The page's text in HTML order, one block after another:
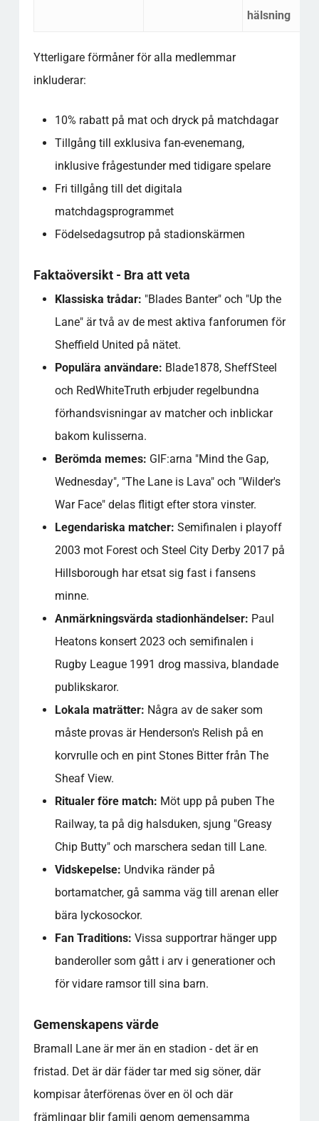
hälsning
Ytterligare förmåner för alla medlemmar
inkluderar:
10% rabatt på mat och dryck på matchdagar
Tillgång till exklusiva fan-evenemang,
inklusive frågestunder med tidigare spelare
Fri tillgång till det digitala
matchdagsprogrammet
Födelsedagsutrop på stadionskärmen
Faktaöversikt - Bra att veta
Klassiska trådar: "Blades Banter" och "Up the
Lane" är två av de mest aktiva fanforumen för
Sheffield United på nätet.
Populära användare: Blade1878, SheffSteel
och RedWhiteTruth erbjuder regelbundna
förhandsvisningar av matcher och inblickar
bakom kulisserna.
Berömda memes: GIF:arna "Mind the Gap,
Wednesday", "The Lane is Lava" och "Wilder's
War Face" delas flitigt efter stora vinster.
Legendariska matcher: Semifinalen i playoff
2003 mot Forest och Steel City Derby 2017 på
Hillsborough har etsat sig fast i fansens
minne.
Anmärkningsvärda stadionhändelser: Paul
Heatons konsert 2023 och semifinalen i
Rugby League 1991 drog massiva, blandade
publikskaror.
Lokala maträtter: Några av de saker som
måste provas är Henderson's Relish på en
korvrulle och en pint Stones Bitter från The
Sheaf View.
Ritualer före match: Möt upp på puben The
Railway, ta på dig halsduken, sjung "Greasy
Chip Butty" och marschera sedan till Lane.
Vidskepelse: Undvika ränder på
bortamatcher, gå samma väg till arenan eller
bära lyckosockor.
Fan Traditions: Vissa supportrar hänger upp
banderoller som gått i arv i generationer och
för vidare ramsor till sina barn.
Gemenskapens värde
Bramall Lane är mer än en stadion - det är en
fristad. Det är där fäder tar med sig söner, där
kompisar återförenas över en öl och där
främlingar blir familj genom gemensamma